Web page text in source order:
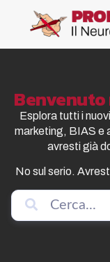
Benvenuto
Esplora tutti i
marketing, BIAS e
avresti già
No sul serio.